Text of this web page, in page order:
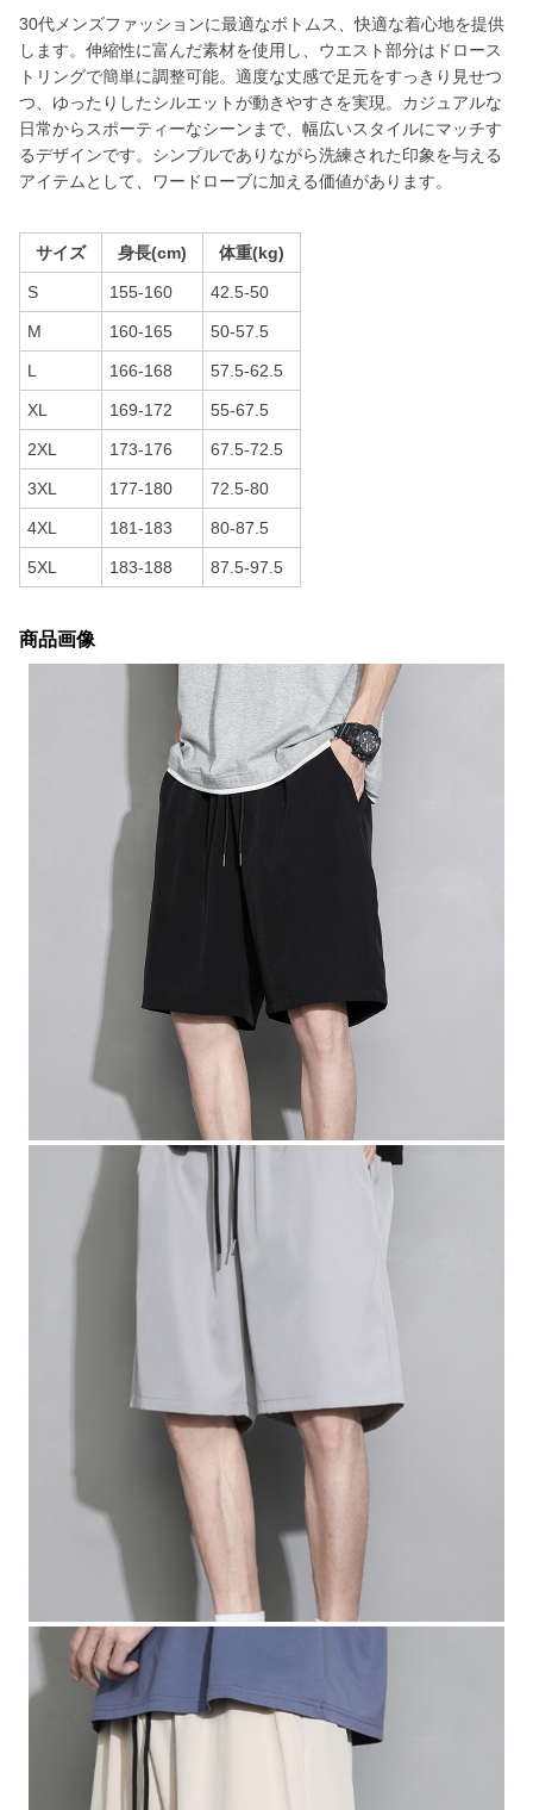
30代メンズファッションに最適なボトムス、快適な着心地を提供
します。伸縮性に富んだ素材を使用し、ウエスト部分はドロース
トリングで簡単に調整可能。適度な丈感で足元をすっきり見せつ
つ、ゆったりしたシルエットが動きやすさを実現。カジュアルな
日常からスポーティーなシーンまで、幅広いスタイルにマッチす
るデザインです。シンプルでありながら洗練された印象を与える
アイテムとして、ワードローブに加える価値があります。
サイズ 身長(cm) 体重(kg)
S 155-160 42.5-50
M 160-165 50-57.5
L 166-168 57.5-62.5
XL 169-172 55-67.5
2XL 173-176 67.5-72.5
3XL 177-180 72.5-80
4XL 181-183 80-87.5
5XL 183-188 87.5-97.5
商品画像